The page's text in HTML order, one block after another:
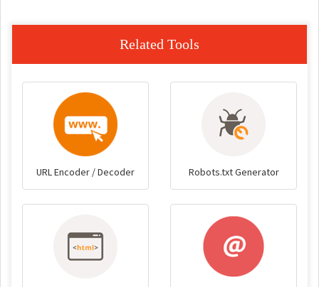
Related Tools
URL Encoder / Decoder Robots.txt Generator